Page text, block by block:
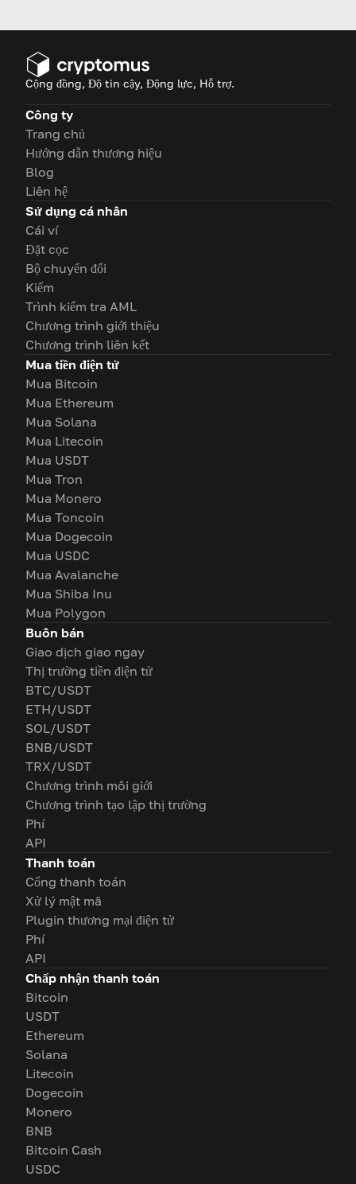
từng loại.
Cộng đồng, Độ tin cậy, Động lực, Hỗ trợ.
Công ty
Trang chủ
Hướng dẫn thương hiệu
Blog
Liên hệ
Sử dụng cá nhân
Cái ví
Đặt cọc
Bộ chuyển đổi
Kiếm
Trình kiểm tra AML
Chương trình giới thiệu
Chương trình liên kết
Mua tiền điện tử
Mua Bitcoin
Mua Ethereum
Mua Solana
Mua Litecoin
Mua USDT
Mua Tron
Mua Monero
Mua Toncoin
Mua Dogecoin
Mua USDC
Mua Avalanche
Mua Shiba Inu
Mua Polygon
Buôn bán
Giao dịch giao ngay
Thị trường tiền điện tử
BTC/USDT
ETH/USDT
SOL/USDT
BNB/USDT
TRX/USDT
Chương trình môi giới
Chương trình tạo lập thị trường
Phí
API
Thanh toán
Cổng thanh toán
Xử lý mật mã
Plugin thương mại điện tử
Phí
API
Chấp nhận thanh toán
Bitcoin
USDT
Ethereum
Solana
Litecoin
Dogecoin
Monero
BNB
Bitcoin Cash
USDC